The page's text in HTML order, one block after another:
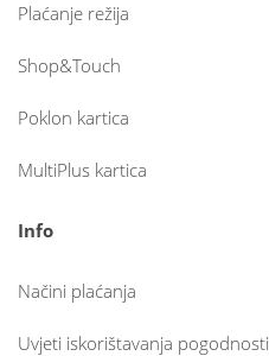
Plaćanje režija
Shop&Touch
Poklon kartica
MultiPlus kartica
Info
Načini plaćanja
Uvjeti iskorištavanja pogodnosti